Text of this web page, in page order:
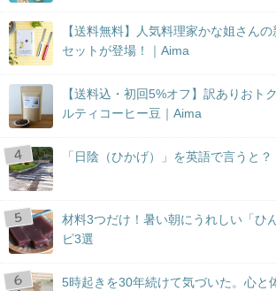
【送料無料】人気料理家かな姐さん
セットが登場！｜Aima
【送料込・初回5%オフ】訳ありおト
ルティコーヒー豆｜Aima
「日陰（ひかげ）」を英語で言うと？
材料3つだけ！暑い朝にうれしい「ひ
ピ3選
5時起きを30年続けて気づいた。心と